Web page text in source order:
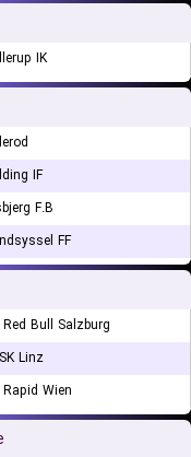
IK
IF
F.B.
FF
Red Bull Salzburg
Linz
Rapid Wien